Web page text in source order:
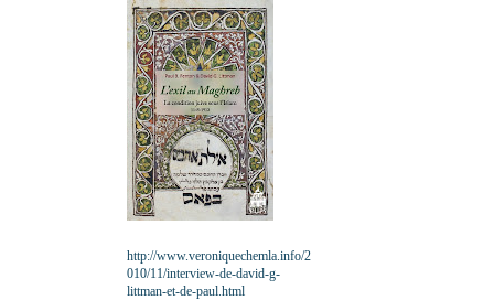
http://www.veroniquechemla.info/2
010/11/interview-de-david-g-
littman-et-de-paul.html